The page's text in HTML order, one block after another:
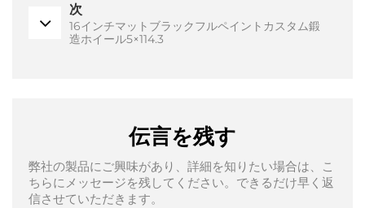
次
16インチマットブラックフルペイントカスタム鍛
造ホイール5×114.3
伝言を残す
弊社の製品にご興味があり、詳細を知りたい場合は、こ
ちらにメッセージを残してください。できるだけ早く返
信させていただきます。